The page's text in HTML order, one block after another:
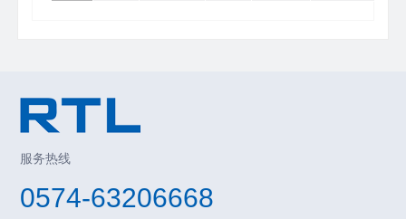
服务热线
0574-63206668